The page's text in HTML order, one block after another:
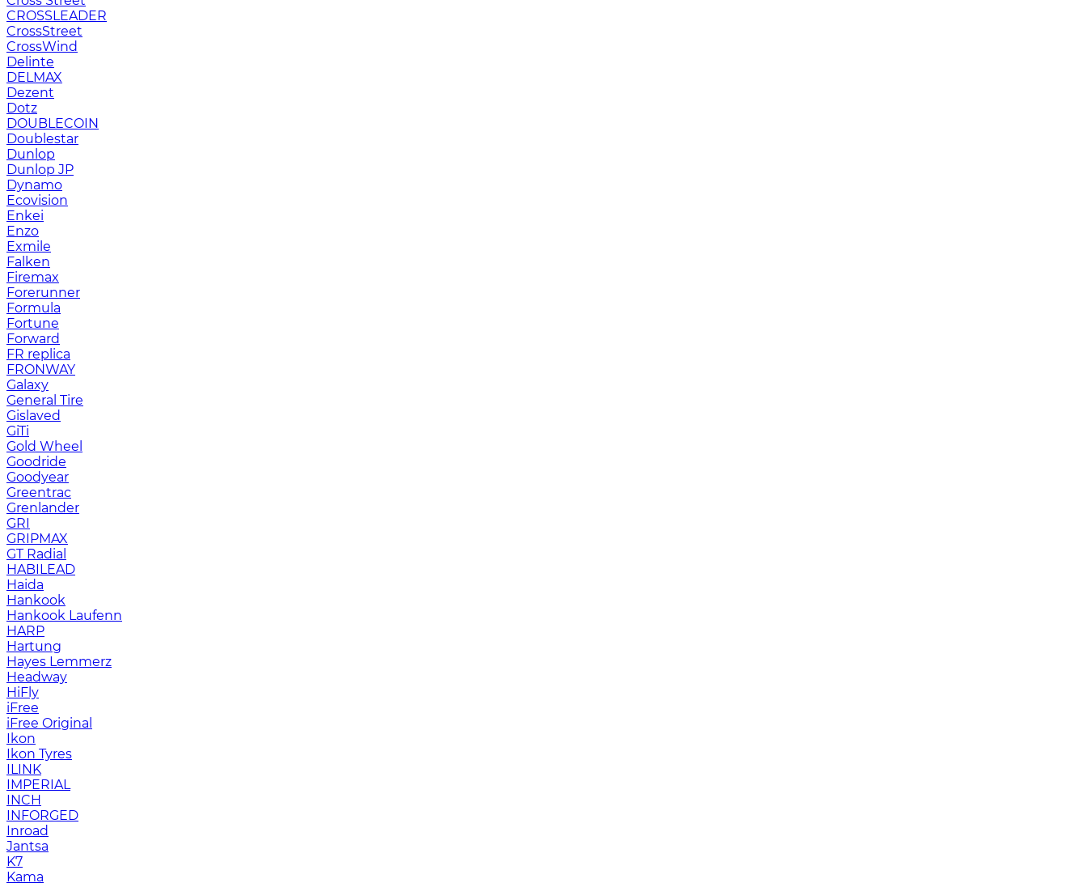
CROSSLEADER
CrossStreet
CrossWind
Delinte
DELMAX
Dezent
Dotz
DOUBLECOIN
Doublestar
Dunlop
Dunlop JP
Dynamo
Ecovision
Enkei
Enzo
Exmile
Falken
Firemax
Forerunner
Formula
Fortune
Forward
FR replica
FRONWAY
Galaxy
General Tire
Gislaved
GiTi
Gold Wheel
Goodride
Goodyear
Greentrac
Grenlander
GRI
GRIPMAX
GT Radial
HABILEAD
Haida
Hankook
Hankook Laufenn
HARP
Hartung
Hayes Lemmerz
Headway
HiFly
iFree
iFree Original
Ikon
Ikon Tyres
ILINK
IMPERIAL
INCH
INFORGED
Inroad
Jantsa
K7
Kama